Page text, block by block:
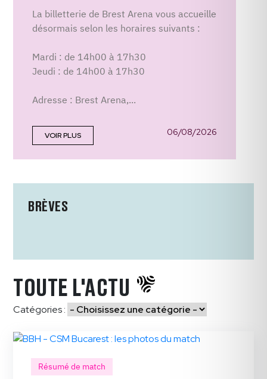
La billetterie de Brest Arena vous accueille
désormais selon les horaires suivants :
Mardi : de 14h00 à 17h30
Jeudi : de 14h00 à 17h30
Adresse : Brest Arena,...
VOIR PLUS 06/08/2026
BRÈVES
TOUTE L'ACTU
Catégories :
Résumé de match